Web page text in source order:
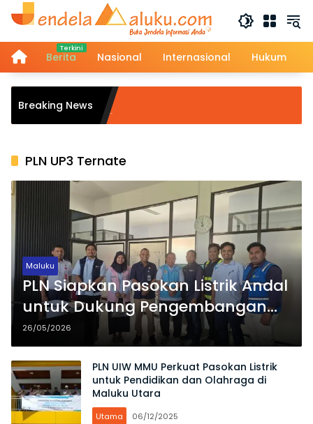
Langsung
HomeBerita Nasional Internasional Hukum
Breaking News
PLN UP3 Ternate
Maluku
PLN Siapkan Pasokan Listrik Andal
untuk Dukung Pengembangan
Bandara Oesman Sidik Bacan
26/05/2026
PLN UIW MMU Perkuat Pasokan Listrik
untuk Pendidikan dan Olahraga di
Maluku Utara
Utama 06/12/2025